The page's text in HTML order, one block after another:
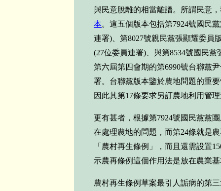
與民意脫離的相當離譜。所謂民意
本。這五個版本包括第7924號國民
連署) 、第8027號親民黨張顯耀委員
(27位委員連署) 、與第8534號國民黨
第六屆第四會期的第6990號台聯黨
署。台聯黨版本鑒於農地問題的重
因此其第17條要求另訂農地利用管
更有甚者，根據第7924號國民黨黨
在處理農地的問題，而第24條就是
「農村再生條例」，而且還需設置
示農再條例這個作用法是放在農業
農村再生條例草案最引人詬病的第